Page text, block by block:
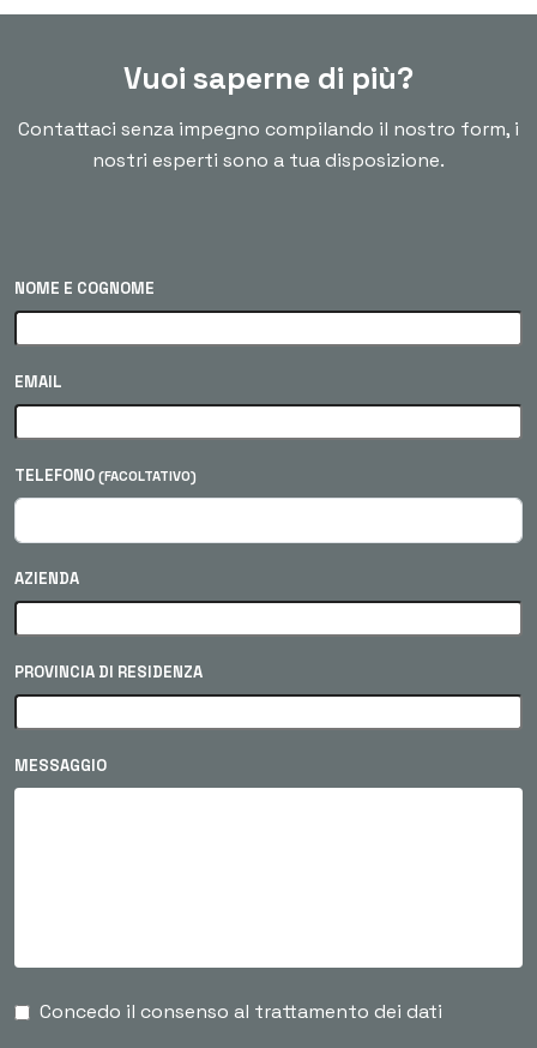
Vuoi saperne di più?
Contattaci senza impegno compilando il nostro form, i
nostri esperti sono a tua disposizione.
NOME E COGNOME
EMAIL
TELEFONO (FACOLTATIVO)
AZIENDA
PROVINCIA DI RESIDENZA
MESSAGGIO
Concedo il consenso al trattamento dei dati